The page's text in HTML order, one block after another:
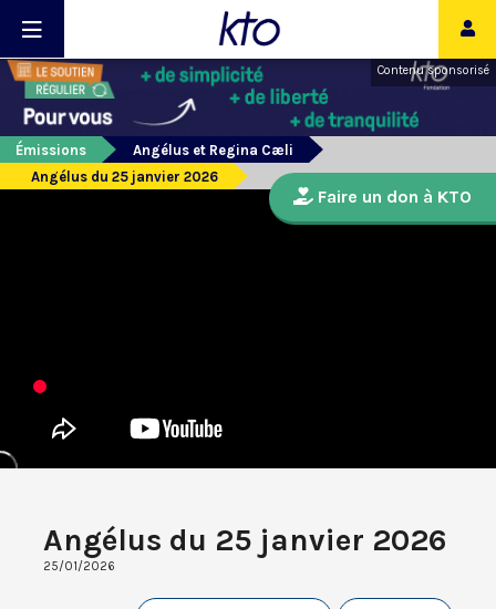
Contenu sponsorisé
Émissions
Angélus et Regina Cæli
Angélus du 25 janvier 2026
Angélus du 25 janvier 2026
25/01/2026
Faire un don à KTO